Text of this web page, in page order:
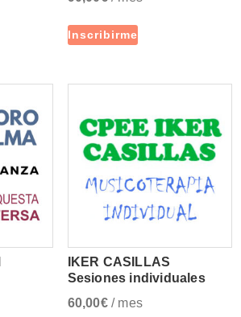
Inscribirme
IKER CASILLAS
Sesiones individuales
60,00€ / mes